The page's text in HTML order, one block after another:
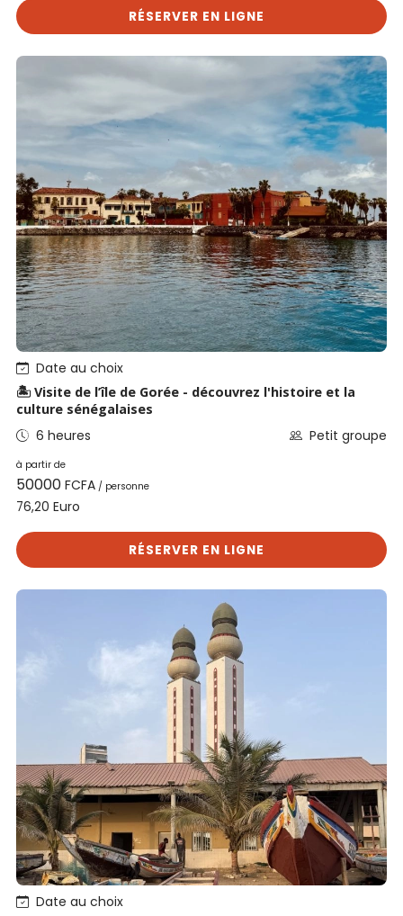
RÉSERVER EN LIGNE
Date au choix
🏝️ Visite de l’île de Gorée - découvrez l'histoire et la
culture sénégalaises
6 heures Petit groupe
à partir de
50000FCFA / personne
76,20Euro
RÉSERVER EN LIGNE
Date au choix